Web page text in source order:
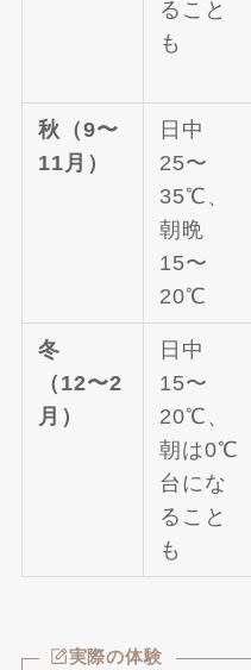
ること
も
秋（9〜
11月）
日中
25〜
35℃、
朝晩
15〜
20℃
冬
（12〜2
月）
日中
15〜
20℃、
朝は0℃
台にな
ること
も
実際の体験